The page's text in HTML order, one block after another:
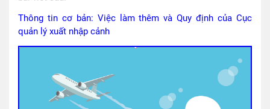
Thông tin cơ bản: Việc làm thêm và Quy định của Cục
quản lý xuất nhập cảnh